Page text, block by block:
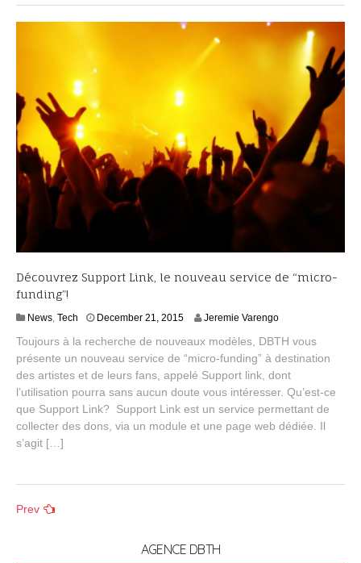
Découvrez Support Link, le nouveau service de “micro-
funding”!
News Tech December 21, 2015J
n
u
a
r
4
Jeremie Varengo
Toujours à la recherche de nouveaux modèles, DBTH vous
présente un nouveau service de “micro-funding” à destination
des artistes et de leurs fans, appelé Support link, dont
l’utilisation pourra sans aucun doute vous intéresser. Qu’est-ce
que Support Link? Support Link est un service permettant de
collecter des dons, via un module et une page web dédiée. Il
s’agit […]
Posts
Prev
AGENCE DBTH